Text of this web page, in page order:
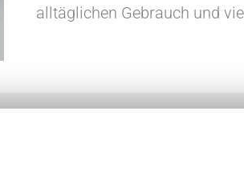
alltäglichen Gebrauch und